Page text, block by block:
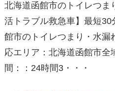
北海道函館市のトイレつま
活トラブル救急車】最短30
館市のトイレつまり・水
応エリア：北海道函館市全
間：：24時間3・・・